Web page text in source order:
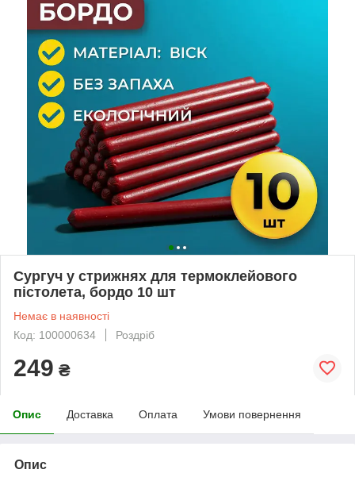
Сургуч у стрижнях для термоклейового
пістолета, бордо 10 шт
Немає в наявності
Код: 100000634
Роздріб
249 ₴
Опис Доставка Оплата Умови повернення
Опис